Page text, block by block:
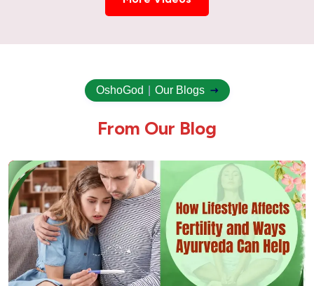
OshoGod Our Blogs
From Our Blog